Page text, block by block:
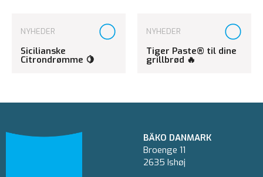
NYHEDER
Sicilianske
Citrondrømme 🍋
NYHEDER
Tiger Paste® til dine
grillbrød 🔥
BÄKO DANMARK
Broenge 11
2635 Ishøj